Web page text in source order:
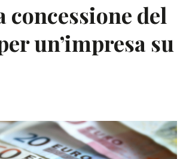
del
un’impresa su